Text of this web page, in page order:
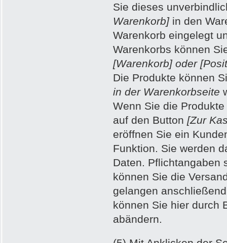
Sie dieses
Warenkorb]in den
Warenkorb eingelegt
Warenkorbs können
[Warenkorb] oder
Die Produkte können
in der Warenkorbseite
Wenn Sie die
auf den Button [Zur
eröffnen Sie ein
Funktion. Sie werden
Daten. Pflichtangaben
können Sie die
gelangen
können Sie hier durch
abändern.